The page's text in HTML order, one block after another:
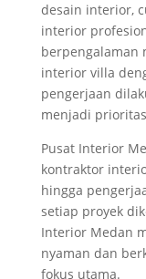
desain interior,
interior
berpengalaman
interior villa
pengerjaan
menjadi
Pusat Interior
kontraktor
hingga
setiap proyek
Interior Medan
nyaman dan
fokus utama.